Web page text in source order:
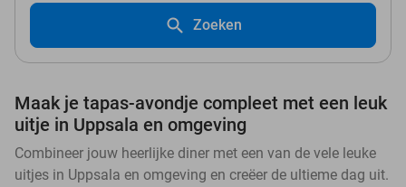
Zoeken
Maak je tapas-avondje compleet met een leuk
uitje in Uppsala en omgeving
Combineer jouw heerlijke diner met een van de vele leuke
uitjes in Uppsala en omgeving en creëer de ultieme dag uit.